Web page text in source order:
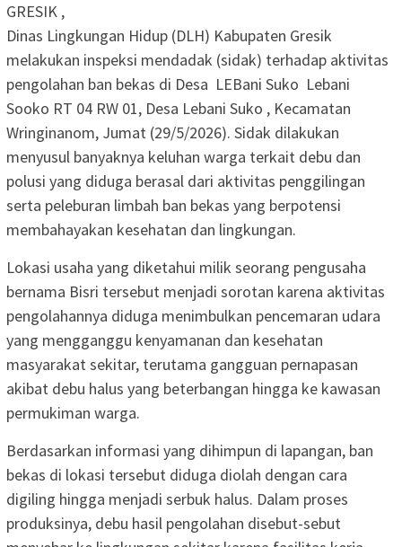
GRESIK ,
Dinas Lingkungan Hidup (DLH) Kabupaten Gresik
melakukan inspeksi mendadak (sidak) terhadap aktivitas
pengolahan ban bekas di Desa LEBani Suko Lebani
Sooko RT 04 RW 01, Desa Lebani Suko , Kecamatan
Wringinanom, Jumat (29/5/2026). Sidak dilakukan
menyusul banyaknya keluhan warga terkait debu dan
polusi yang diduga berasal dari aktivitas penggilingan
serta peleburan limbah ban bekas yang berpotensi
membahayakan kesehatan dan lingkungan.
Lokasi usaha yang diketahui milik seorang pengusaha
bernama Bisri tersebut menjadi sorotan karena aktivitas
pengolahannya diduga menimbulkan pencemaran udara
yang mengganggu kenyamanan dan kesehatan
masyarakat sekitar, terutama gangguan pernapasan
akibat debu halus yang beterbangan hingga ke kawasan
permukiman warga.
Berdasarkan informasi yang dihimpun di lapangan, ban
bekas di lokasi tersebut diduga diolah dengan cara
digiling hingga menjadi serbuk halus. Dalam proses
produksinya, debu hasil pengolahan disebut-sebut